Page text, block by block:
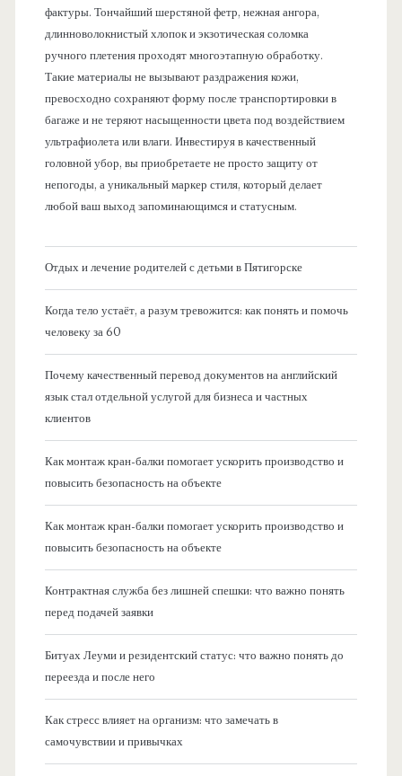
фактуры. Тончайший шерстяной фетр, нежная ангора,
длинноволокнистый хлопок и экзотическая соломка
ручного плетения проходят многоэтапную обработку.
Такие материалы не вызывают раздражения кожи,
превосходно сохраняют форму после транспортировки в
багаже и не теряют насыщенности цвета под воздействием
ультрафиолета или влаги. Инвестируя в качественный
головной убор, вы приобретаете не просто защиту от
непогоды, а уникальный маркер стиля, который делает
любой ваш выход запоминающимся и статусным.
Отдых и лечение родителей с детьми в Пятигорске
Когда тело устаёт, а разум тревожится: как понять и помочь
человеку за 60
Почему качественный перевод документов на английский
язык стал отдельной услугой для бизнеса и частных
клиентов
Как монтаж кран-балки помогает ускорить производство и
повысить безопасность на объекте
Как монтаж кран-балки помогает ускорить производство и
повысить безопасность на объекте
Контрактная служба без лишней спешки: что важно понять
перед подачей заявки
Битуах Леуми и резидентский статус: что важно понять до
переезда и после него
Как стресс влияет на организм: что замечать в
самочувствии и привычках